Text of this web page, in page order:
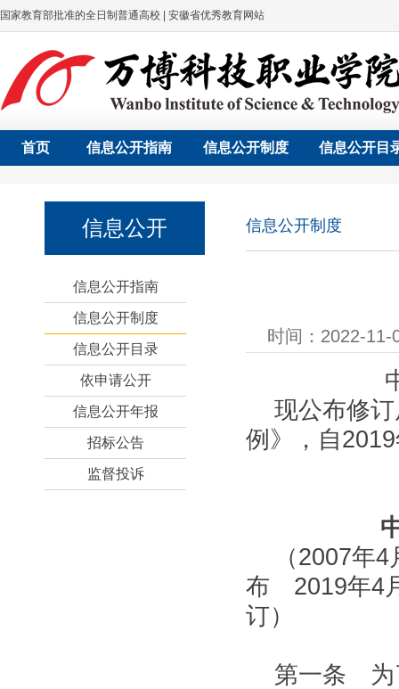
国家教育部批准的全日制普通高校 | 安徽省优秀教育网站
首页 信息公开指南 信息公开制度 信息公开目
信息公开
信息公开指南
信息公开制度
信息公开目录
依申请公开
信息公开年报
招标公告
监督投诉
信息公开制度
时间：2022-
现公布修
例》，自
（2007年
布 2019年4
订）
第一条 为